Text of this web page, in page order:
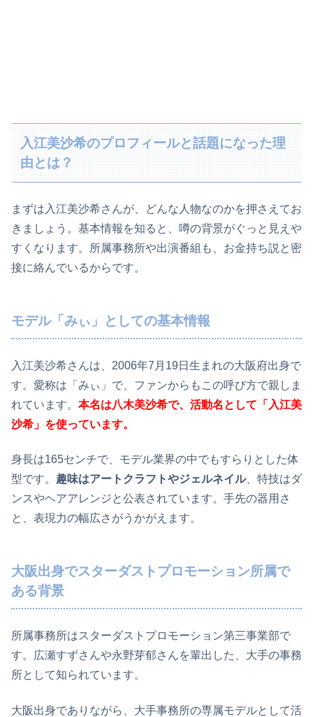
入江美沙希のプロフィールと話題になった理
由とは？
まずは入江美沙希さんが、どんな人物なのかを押さえてお
きましょう。基本情報を知ると、噂の背景がぐっと見えや
すくなります。所属事務所や出演番組も、お金持ち説と密
接に絡んでいるからです。
モデル「みぃ」としての基本情報
入江美沙希さんは、2006年7月19日生まれの大阪府出身で
す。愛称は「みぃ」で、ファンからもこの呼び方で親しま
れています。 本名は八木美沙希で、活動名として「入江美
沙希」を使っています。
身長は165センチで、モデル業界の中でもすらりとした体
型です。 趣味はアートクラフトやジェルネイル、特技はダ
ンスやヘアアレンジと公表されています。手先の器用さ
と、表現力の幅広さがうかがえます。
大阪出身でスターダストプロモーション所属で
ある背景
所属事務所はスターダストプロモーション第三事業部で
す。広瀬すずさんや永野芽郁さんを輩出した、大手の事務
所として知られています。
大阪出身でありながら、大手事務所の専属モデルとして活